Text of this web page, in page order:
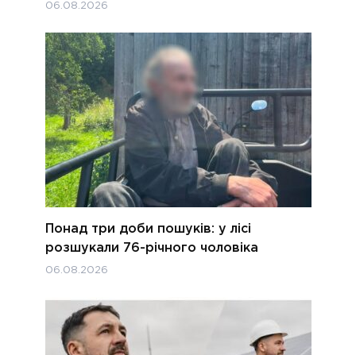
06.08.2026
Понад три доби пошуків: у лісі
розшукали 76-річного чоловіка
06.08.2026